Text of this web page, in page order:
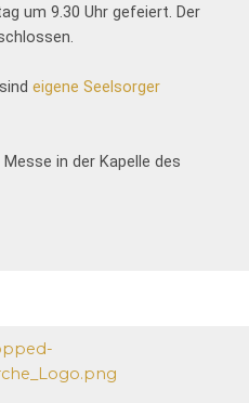
um 9.30 Uhr gefeiert. Der
sind eigene Seelsorger
in der Kapelle des